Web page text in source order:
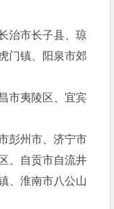
治市长子县、琼
门镇、阳泉市郊
市夷陵区、宜宾
彭州市、济宁市
、自贡市自流井
、淮南市八公山